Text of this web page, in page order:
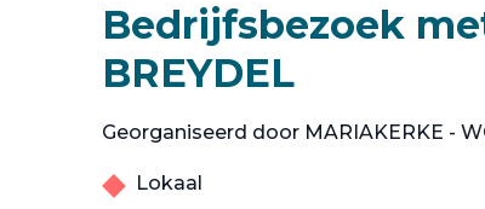
Bedrijfsbezoek
BREYDEL
Georganiseerd door MARIAKERKE -
Lokaal